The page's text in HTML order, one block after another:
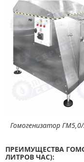
Гомогенизатор
ПРЕИМУЩЕСТВА
ЛИТРОВ ЧАС):